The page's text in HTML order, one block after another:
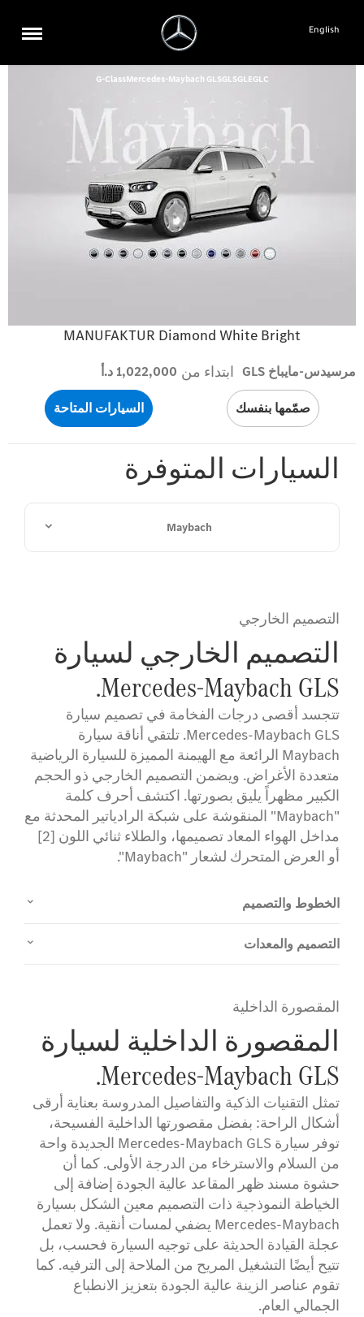
English
MANUFAKTUR Diamond White Bright
GLC
GLE
GLS
Mercedes-Maybach GLS
G-Class
مرسيدس-مايباخ GLS ابتداء من 1,022,000 د.أ
صمّمها بنفسك السيارات المتاحة
السيارات المتوفرة
Maybach
التصميم الخارجي
التصميم الخارجي لسيارة
Mercedes-Maybach GLS.
تتجسد أقصى درجات الفخامة في تصميم سيارة
Mercedes-Maybach GLS. تلتقي أناقة سيارة
Maybach الرائعة مع الهيمنة المميزة للسيارة الرياضية
متعددة الأغراض. ويضمن التصميم الخارجي ذو الحجم
الكبير مظهراً يليق بصورتها. اكتشف أحرف كلمة
"Maybach" المنقوشة على شبكة الرادياتير المحدثة مع
مداخل الهواء المعاد تصميمها، والطلاء ثنائي اللون [2]
أو العرض المتحرك لشعار "Maybach".
الخطوط والتصميم
التصميم والمعدات
المقصورة الداخلية
المقصورة الداخلية لسيارة
Mercedes-Maybach GLS.
تمثل التقنيات الذكية والتفاصيل المدروسة بعناية أرقى
أشكال الراحة: بفضل مقصورتها الداخلية الفسيحة،
توفر سيارة Mercedes-Maybach GLS الجديدة واحة
من السلام والاسترخاء من الدرجة الأولى. كما أن
حشوة مسند ظهر المقاعد عالية الجودة إضافة إلى
الخياطة النموذجية ذات التصميم معين الشكل بسيارة
Mercedes-Maybach يضفي لمسات أنقية. ولا تعمل
عجلة القيادة الحديثة على توجيه السيارة فحسب، بل
تتيح أيضًا التشغيل المريح من الملاحة إلى الترفيه. كما
تقوم عناصر الزينة عالية الجودة بتعزيز الانطباع
الجمالي العام.